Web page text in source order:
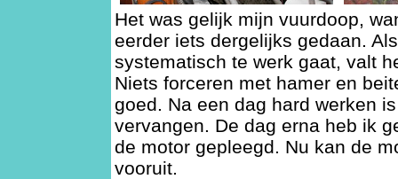
Het was gelijk mijn vuurdoop,
eerder iets dergelijks gedaan.
systematisch te werk gaat, valt
Niets forceren met hamer en
goed. Na een dag hard werken
vervangen. De dag erna heb ik
de motor gepleegd. Nu kan de
vooruit.